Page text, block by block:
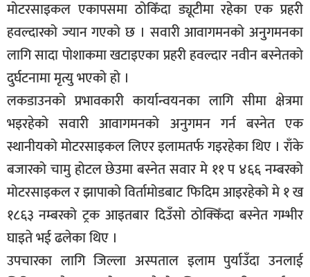
कुराकानी
जीवनशैली
साहित्य
सूचना-
प्रवधि
मोटरसाइकल एकापसमा ठोकिँदा ड्यूटीमा रहेका एक प्रहरी
हवल्दारको ज्यान गएको छ । सवारी आवागमनको अनुगमनका
लागि सादा पोशाकमा खटाइएका प्रहरी हवल्दार नवीन बस्नेतको
दुर्घटनामा मृत्यु भएको हो ।
लकडाउनको प्रभावकारी कार्यान्वयनका लागि सीमा क्षेत्रमा
भइरहेको सवारी आवागमनको अनुगमन गर्न बस्नेत एक
स्थानीयको मोटरसाइकल लिएर इलामतर्फ गइरहेका थिए । राँके
बजारको चामु होटल छेउमा बस्नेत सवार मे ११ प ४६६ नम्बरको
मोटरसाइकल र झापाको विर्तामोडबाट फिदिम आइरहेको मे १ ख
१८६३ नम्बरको ट्रक आइतबार दिउँसो ठोक्किँदा बस्नेत गम्भीर
घाइते भई ढलेका थिए ।
उपचारका लागि जिल्ला अस्पताल इलाम पुर्याउँदा उनलाई